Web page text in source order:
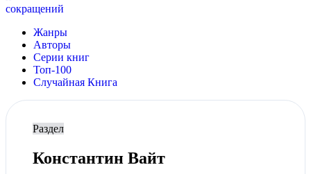
Жанры
Авторы
Серии книг
Топ-100
Случайная Книга
Раздел
Константин Вайт